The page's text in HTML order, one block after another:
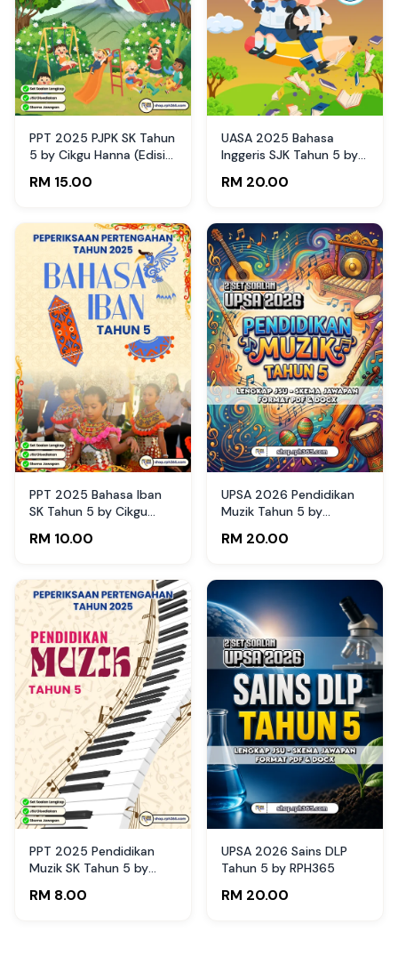
PPT 2025 PJPK SK Tahun
5 by Cikgu Hanna (Edisi
RM 15.00
UASA 2025 Bahasa
Inggeris SJK Tahun 5 by
RM 20.00
PPT 2025 Bahasa Iban
SK Tahun 5 by Cikgu
RM 10.00
UPSA 2026 Pendidikan
Muzik Tahun 5 by
RM 20.00
PPT 2025 Pendidikan
Muzik SK Tahun 5 by
RM 8.00
UPSA 2026 Sains DLP
Tahun 5 by RPH365
RM 20.00